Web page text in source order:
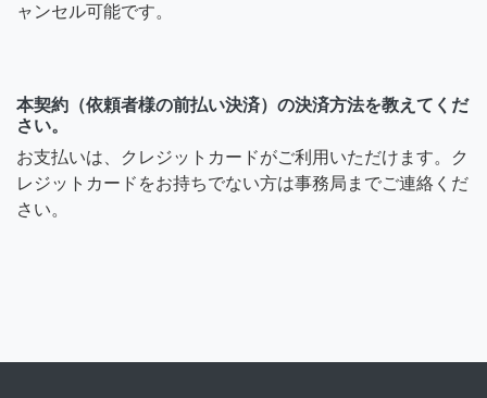
ャンセル可能です。
本契約（依頼者様の前払い決済）の決済方法を教えてくだ
さい。
お支払いは、クレジットカードがご利用いただけます。ク
レジットカードをお持ちでない方は事務局までご連絡くだ
さい。